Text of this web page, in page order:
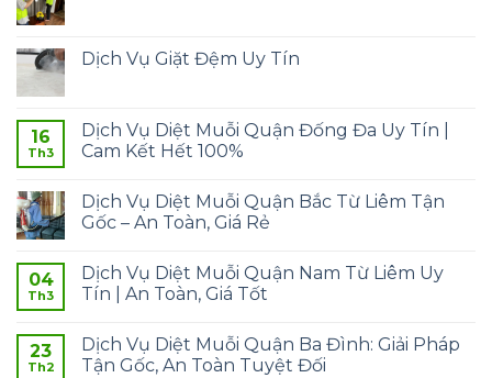
Dịch Vụ Giặt Đệm Uy Tín
16
Th3
Dịch Vụ Diệt Muỗi Quận Đống Đa Uy Tín |
Cam Kết Hết 100%
Dịch Vụ Diệt Muỗi Quận Bắc Từ Liêm Tận
Gốc – An Toàn, Giá Rẻ
04
Th3
Dịch Vụ Diệt Muỗi Quận Nam Từ Liêm Uy
Tín | An Toàn, Giá Tốt
23
Th2
Dịch Vụ Diệt Muỗi Quận Ba Đình: Giải Pháp
Tận Gốc, An Toàn Tuyệt Đối